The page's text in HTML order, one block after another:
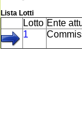
Lista Lotti
Lotto Ente
1